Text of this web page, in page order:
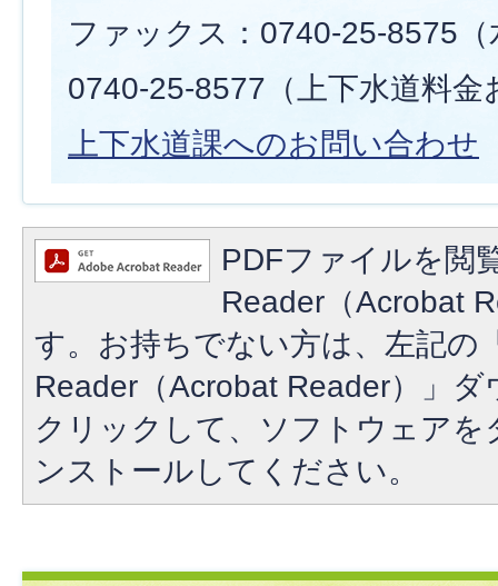
ファックス：0740-25-8575
0740-25-8577（上下水道料金
上下水道課へのお問い合わせ
PDFファイルを閲
Reader（Acrobat
す。お持ちでない方は、左記の
Reader（Acrobat Reader）」
クリックして、ソフトウェア
ンストールしてください。